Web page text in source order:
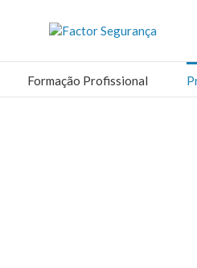
Formação Profissional